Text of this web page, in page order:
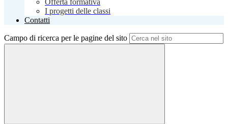
Offerta formativa
I progetti delle classi
Contatti
Campo di ricerca per le pagine del sito